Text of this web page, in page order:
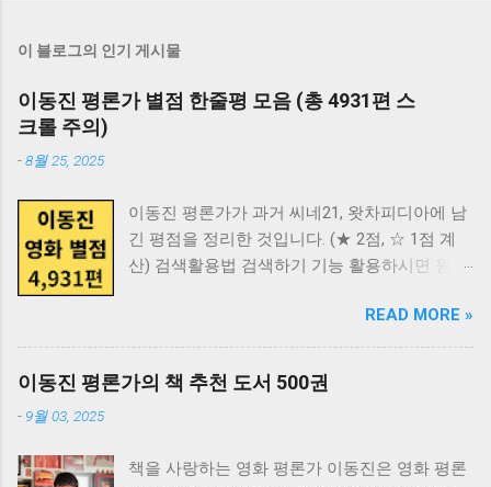
이 블로그의 인기 게시물
이동진 평론가 별점 한줄평 모음 (총 4931편 스
크롤 주의)
-8월 25, 2025
이동진 평론가가 과거 씨네21, 왓차피디아에 남
긴 평점을 정리한 것입니다. (★ 2점, ☆ 1점 계
산) 검색활용법 검색하기 기능 활용하시면 원하
F 누르면 검색 가능합니다. - 모바일 : 주소창에
"영화제목" 입력 후 "이 페이지" 찾기. - 영화제
목 클릭 시 볼 수 있는 OTT 목록 확인 가능
★★★★★ 10점 (108편) 영화제목 출시년도 한
1991 곡성(哭聲) 2016 그 모든 의미에서 무시무
READ MORE »
이동진 평론가의 책 추천 도서 500권
- 9월 03, 2025
책을 사랑하는 영화 평론가 이동진은 영화 평론